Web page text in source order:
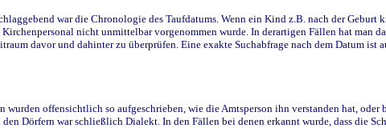
war die Chronologie des Taufdatums. Wenn ein Kind z.B. nach der
nicht unmittelbar vorgenommen wurde. In derartigen Fällen hat man
davor und dahinter zu überprüfen. Eine exakte Suchabfrage nach dem Datum ist
offensichtlich so aufgeschrieben, wie die Amtsperson ihn verstanden hat, oder
Dörfern war schließlich Dialekt. In den Fällen bei denen erkannt wurde, dass die